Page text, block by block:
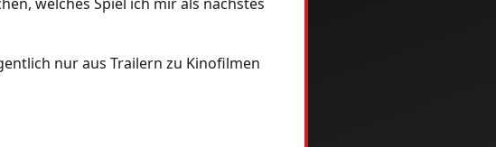
nur aus Trailern zu Kinofilmen